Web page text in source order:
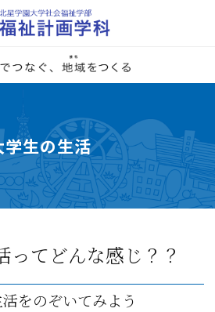
学生の生活
ってどんな感じ？？
をのぞいてみよう